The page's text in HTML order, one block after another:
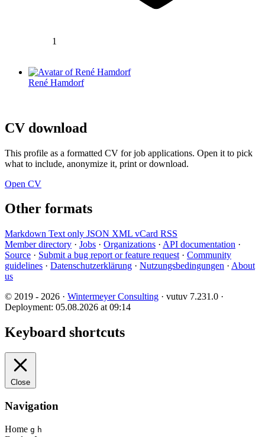
1
René Hamdorf
CV download
This profile as a formatted CV for job applications. Open it to pick
what to include, anonymize it, print or download.
Open CV
Other formats
Markdown Text only JSON XML vCard RSS
Member directory · Jobs · Organizations · API documentation ·
Source · Submit a bug report or feature request · Community
guidelines · Datenschutzerklärung · Nutzungsbedingungen · About
us
© 2019 - 2026 · Wintermeyer Consulting · vutuv 7.231.0 ·
Deployment: 05.08.2026 at 09:14
Keyboard shortcuts
Close
Navigation
Home g h